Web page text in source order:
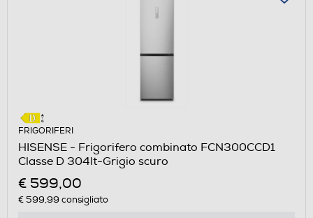
FRIGORIFERI
HISENSE - Frigorifero combinato FCN300CCD1
Classe D 304lt-Grigio scuro
€ 599,00
€ 599,99 consigliato